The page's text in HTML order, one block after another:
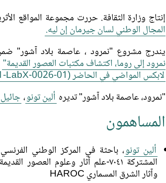
إنتاج وزارة الثقافة. حررت مجموعة المواقع
المجال الوطني لسان جيرمان إن ليه.
يندرج مشروع "نمرود ، عاصمة بلاد آشور"
نمرود إلى روما، اكتشاف مكتبات العصور القديمة"
لابكس المواضي في الحاضر (ANR-11-LabX-0026-01).
"نمرود، عاصمة بلاد آشور" تديره ألين تونو،
المساهمون
ألين تونو
وآثار الشرق المسماري HAROC